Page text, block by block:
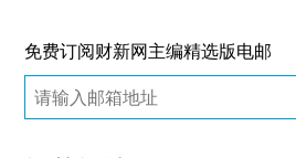
免费订阅财新网主编精选版电邮